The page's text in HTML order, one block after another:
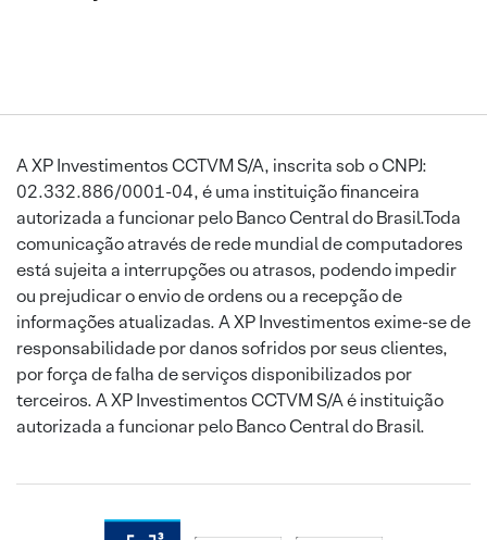
A XP Investimentos CCTVM S/A, inscrita sob o CNPJ:
02.332.886/0001-04, é uma instituição financeira
autorizada a funcionar pelo Banco Central do Brasil.Toda
comunicação através de rede mundial de computadores
está sujeita a interrupções ou atrasos, podendo impedir
ou prejudicar o envio de ordens ou a recepção de
informações atualizadas. A XP Investimentos exime-se de
responsabilidade por danos sofridos por seus clientes,
por força de falha de serviços disponibilizados por
terceiros. A XP Investimentos CCTVM S/A é instituição
autorizada a funcionar pelo Banco Central do Brasil.